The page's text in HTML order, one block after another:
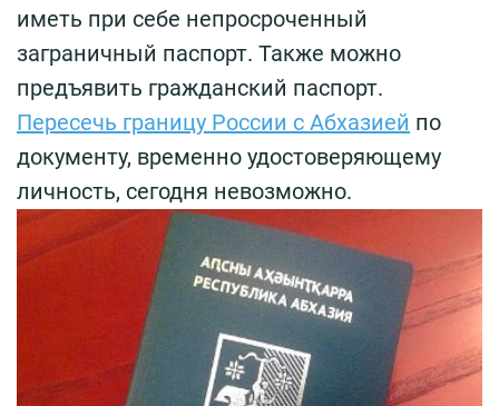
иметь при себе непросроченный
заграничный паспорт. Также можно
предъявить гражданский паспорт.
Пересечь границу России с Абхазией по
документу, временно удостоверяющему
личность, сегодня невозможно.